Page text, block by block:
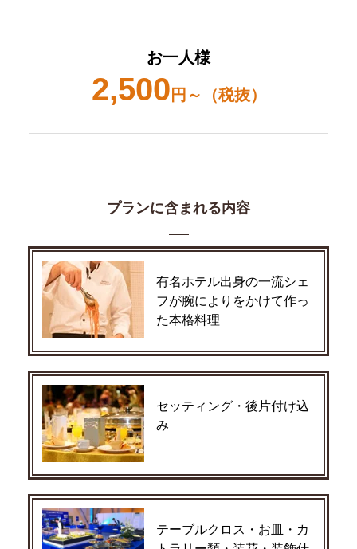
お一人様
2,500 円～（税抜）
プランに含まれる内容
有名ホテル出身の一流シェ
フが腕によりをかけて作っ
た本格料理
セッティング・後片付け込
み
テーブルクロス・お皿・カ